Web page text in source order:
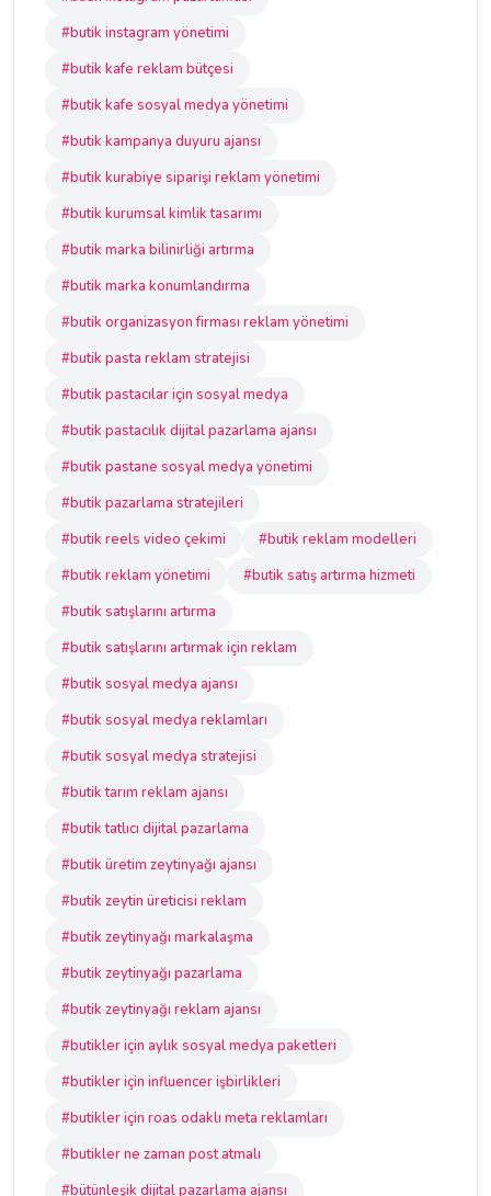
#butik instagram yönetimi
#butik kafe reklam bütçesi
#butik kafe sosyal medya yönetimi
#butik kampanya duyuru ajansı
#butik kurabiye siparişi reklam yönetimi
#butik kurumsal kimlik tasarımı
#butik marka bilinirliği artırma
#butik marka konumlandırma
#butik organizasyon firması reklam yönetimi
#butik pasta reklam stratejisi
#butik pastacılar için sosyal medya
#butik pastacılık dijital pazarlama ajansı
#butik pastane sosyal medya yönetimi
#butik pazarlama stratejileri
#butik reels video çekimi
#butik reklam modelleri
#butik reklam yönetimi
#butik satış artırma hizmeti
#butik satışlarını artırma
#butik satışlarını artırmak için reklam
#butik sosyal medya ajansı
#butik sosyal medya reklamları
#butik sosyal medya stratejisi
#butik tarım reklam ajansı
#butik tatlıcı dijital pazarlama
#butik üretim zeytinyağı ajansı
#butik zeytin üreticisi reklam
#butik zeytinyağı markalaşma
#butik zeytinyağı pazarlama
#butik zeytinyağı reklam ajansı
#butikler için aylık sosyal medya paketleri
#butikler için influencer işbirlikleri
#butikler için roas odaklı meta reklamları
#butikler ne zaman post atmalı
#bütünleşik dijital pazarlama ajansı